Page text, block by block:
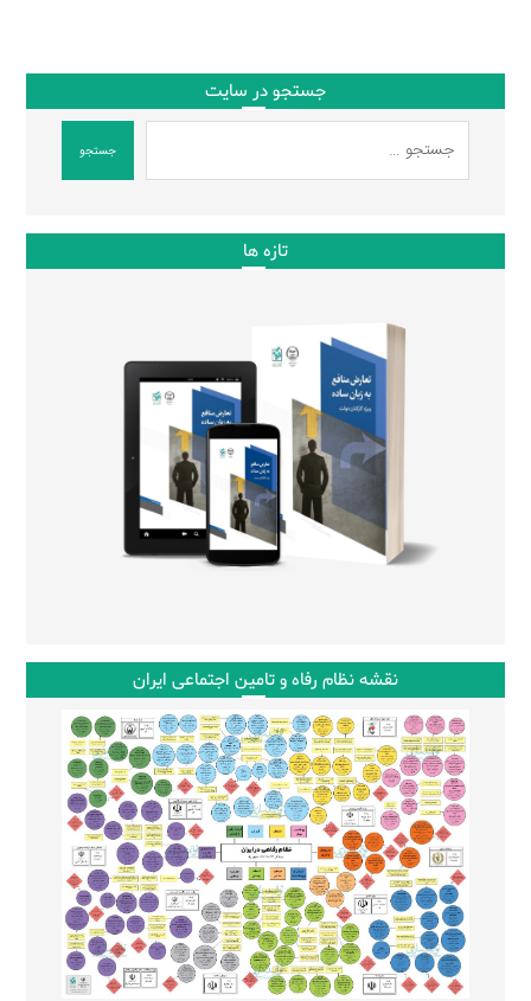
جستجو در سایت
جستجو
تازه ها
نقشه نظام رفاه و تامین اجتماعی ایران